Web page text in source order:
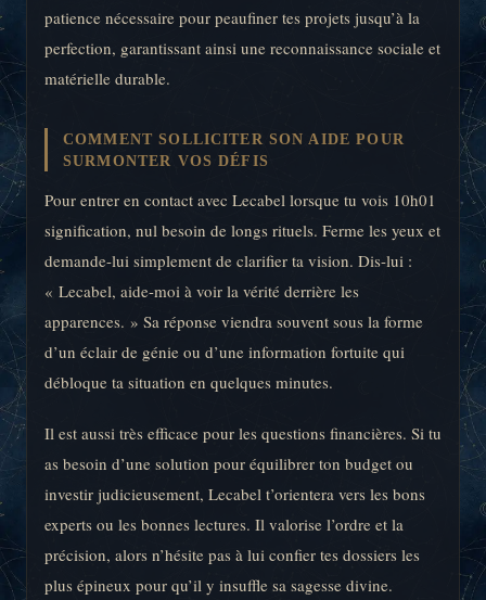
patience nécessaire pour peaufiner tes projets jusqu’à la
perfection, garantissant ainsi une reconnaissance sociale et
matérielle durable.
COMMENT SOLLICITER SON AIDE POUR
SURMONTER VOS DÉFIS
Pour entrer en contact avec Lecabel lorsque tu vois 10h01
signification, nul besoin de longs rituels. Ferme les yeux et
demande-lui simplement de clarifier ta vision. Dis-lui :
« Lecabel, aide-moi à voir la vérité derrière les
apparences. » Sa réponse viendra souvent sous la forme
d’un éclair de génie ou d’une information fortuite qui
débloque ta situation en quelques minutes.
Il est aussi très efficace pour les questions financières. Si tu
as besoin d’une solution pour équilibrer ton budget ou
investir judicieusement, Lecabel t’orientera vers les bons
experts ou les bonnes lectures. Il valorise l’ordre et la
précision, alors n’hésite pas à lui confier tes dossiers les
plus épineux pour qu’il y insuffle sa sagesse divine.